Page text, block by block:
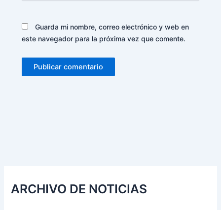
Guarda mi nombre, correo electrónico y web en
este navegador para la próxima vez que comente.
ARCHIVO DE NOTICIAS